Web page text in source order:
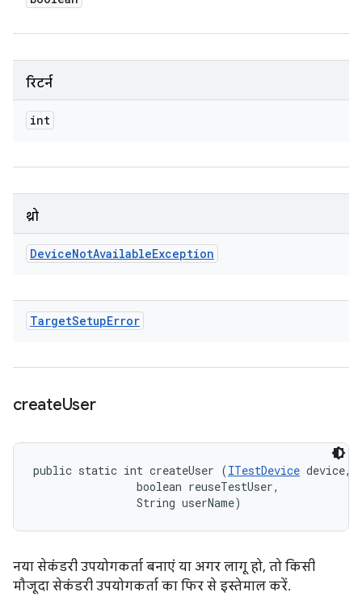
रिटर्न
int
थ्रो
DeviceNotAvailableException
TargetSetupError
createUser
public static int createUser (ITestDevice device,
                boolean reuseTestUser,
                String userName)
नया सेकंडरी उपयोगकर्ता बनाएं या अगर लागू हो, तो किसी
मौजूदा सेकंडरी उपयोगकर्ता का फिर से इस्तेमाल करें.